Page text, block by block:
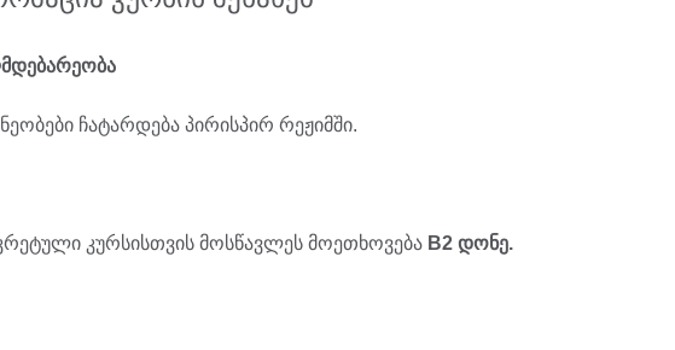
ჩატარდება პირისპირ რეჟიმში.
კურსისთვის მოსწავლეს მოეთხოვება B2 დონე.